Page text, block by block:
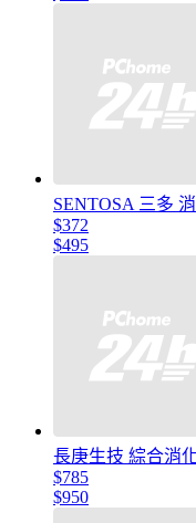
SENTOSA 三多
$372
$495
長庚生技 綜合消
$785
$950